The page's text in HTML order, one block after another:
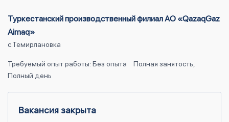
Туркестанский производственный филиал АО «QazaqGaz
Aimaq»
с.Темирлановка
Требуемый опыт работы: Без опыта
Полная занятость,
Полный день
Вакансия закрыта